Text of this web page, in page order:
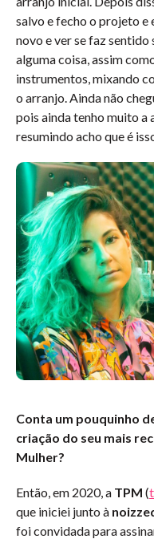
salvo e fecho o projeto e
novo e ver se faz
alguma coisa, assim
instrumentos, mixando
o arranjo. Ainda não
pois ainda tenho muito a
resumindo acho que é
Conta um pouquinho
criação do seu mais
Mulher?
Então, em 2020, a TPM (
que iniciei junto à
foi convidada para